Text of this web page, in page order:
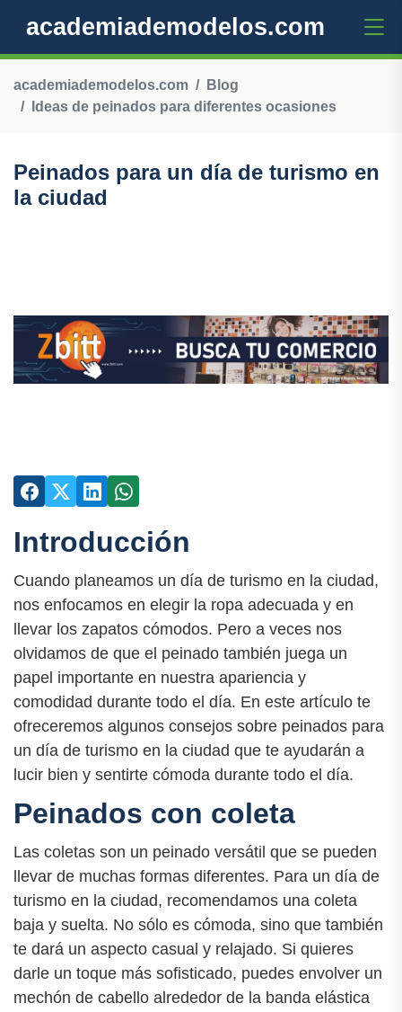
academiademodelos.com
academiademodelos.com
Blog
Ideas de peinados para diferentes ocasiones
Peinados para un día de turismo en
la ciudad
Introducción
Cuando planeamos un día de turismo en la ciudad,
nos enfocamos en elegir la ropa adecuada y en
llevar los zapatos cómodos. Pero a veces nos
olvidamos de que el peinado también juega un
papel importante en nuestra apariencia y
comodidad durante todo el día. En este artículo te
ofreceremos algunos consejos sobre peinados para
un día de turismo en la ciudad que te ayudarán a
lucir bien y sentirte cómoda durante todo el día.
Peinados con coleta
Las coletas son un peinado versátil que se pueden
llevar de muchas formas diferentes. Para un día de
turismo en la ciudad, recomendamos una coleta
baja y suelta. No sólo es cómoda, sino que también
te dará un aspecto casual y relajado. Si quieres
darle un toque más sofisticado, puedes envolver un
mechón de cabello alrededor de la banda elástica